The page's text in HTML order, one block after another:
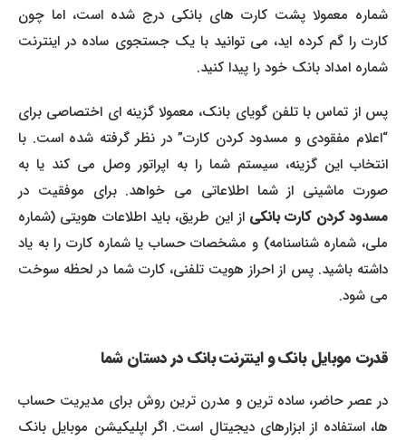
شماره معمولا پشت کارت های بانکی درج شده است، اما چون
کارت را گم کرده اید، می توانید با یک جستجوی ساده در اینترنت
شماره امداد بانک خود را پیدا کنید.
پس از تماس با تلفن گویای بانک، معمولا گزینه ای اختصاصی برای
“اعلام مفقودی و مسدود کردن کارت” در نظر گرفته شده است. با
انتخاب این گزینه، سیستم شما را به اپراتور وصل می کند یا به
صورت ماشینی از شما اطلاعاتی می خواهد. برای موفقیت در
مسدود کردن کارت بانکیاز این طریق، باید اطلاعات هویتی (شماره
ملی، شماره شناسنامه) و مشخصات حساب یا شماره کارت را به یاد
داشته باشید. پس از احراز هویت تلفنی، کارت شما در لحظه سوخت
می شود.
قدرت موبایل بانک و اینترنت بانک در دستان شما
در عصر حاضر، ساده ترین و مدرن ترین روش برای مدیریت حساب
ها، استفاده از ابزارهای دیجیتال است. اگر اپلیکیشن موبایل بانک